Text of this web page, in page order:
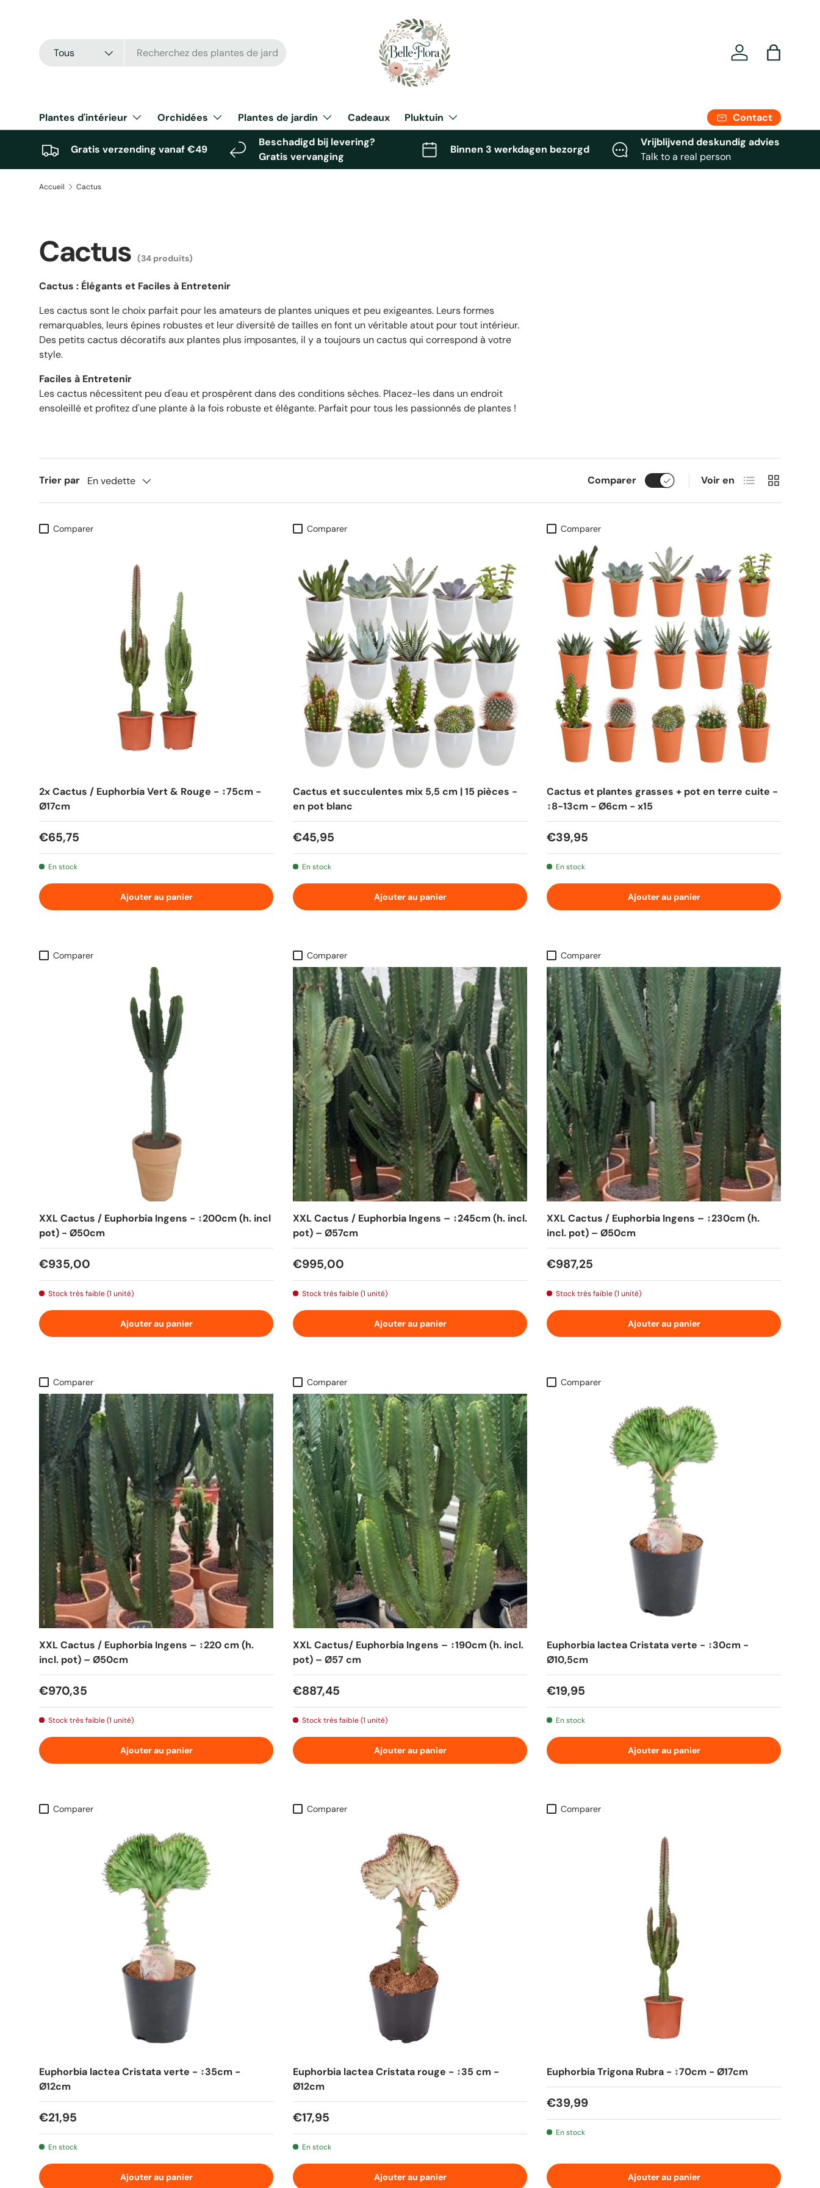
Recherche
Type de produit
Tous Se connecter
Panier
Plantes d'intérieur Orchidées Plantes de jardin Cadeaux Pluktuin Contact
Gratis verzending vanaf €49
Beschadigd bij levering?
Gratis vervanging
Binnen 3 werkdagen bezorgd
Vrijblijvend deskundig advies
Talk to a real person
Accueil Cactus
Cactus (34 produits)
Cactus : Élégants et Faciles à Entretenir
Les cactus sont le choix parfait pour les amateurs de plantes uniques et peu exigeantes. Leurs formes
remarquables, leurs épines robustes et leur diversité de tailles en font un véritable atout pour tout intérieur.
Des petits cactus décoratifs aux plantes plus imposantes, il y a toujours un cactus qui correspond à votre
style.
Faciles à Entretenir
Les cactus nécessitent peu d'eau et prospèrent dans des conditions sèches. Placez-les dans un endroit
ensoleillé et profitez d'une plante à la fois robuste et élégante. Parfait pour tous les passionnés de plantes !
Trier par En vedette Comparer Voir en Liste Grille
Comparer
2x Cactus / Euphorbia Vert & Rouge - ↕75cm -
Ø17cm
Prix habituel
€65,75
En stock
Ajouter au panier
Comparer
Cactus et succulentes mix 5,5 cm | 15 pièces -
en pot blanc
Prix habituel
€45,95
En stock
Ajouter au panier
Comparer
Cactus et plantes grasses + pot en terre cuite -
↕8-13cm - Ø6cm - x15
Prix habituel
€39,95
En stock
Ajouter au panier
Comparer
XXL Cactus / Euphorbia Ingens - ↕200cm (h. incl
pot) - Ø50cm
Prix habituel
€935,00
Stock très faible (1 unité)
Ajouter au panier
Comparer
XXL Cactus / Euphorbia Ingens – ↕245cm (h. incl.
pot) – Ø57cm
Prix habituel
€995,00
Stock très faible (1 unité)
Ajouter au panier
Comparer
XXL Cactus / Euphorbia Ingens – ↕230cm (h.
incl. pot) – Ø50cm
Prix habituel
€987,25
Stock très faible (1 unité)
Ajouter au panier
Comparer
XXL Cactus / Euphorbia Ingens – ↕220 cm (h.
incl. pot) – Ø50cm
Prix habituel
€970,35
Stock très faible (1 unité)
Ajouter au panier
Comparer
XXL Cactus/ Euphorbia Ingens – ↕190cm (h. incl.
pot) – Ø57 cm
Prix habituel
€887,45
Stock très faible (1 unité)
Ajouter au panier
Comparer
Euphorbia lactea Cristata verte - ↕30cm -
Ø10,5cm
Prix habituel
€19,95
En stock
Ajouter au panier
Comparer
Euphorbia lactea Cristata verte - ↕35cm -
Ø12cm
Prix habituel
€21,95
En stock
Ajouter au panier
Comparer
Euphorbia lactea Cristata rouge - ↕35 cm -
Ø12cm
Prix habituel
€17,95
En stock
Ajouter au panier
Comparer
Euphorbia Trigona Rubra - ↕70cm - Ø17cm
Prix habituel
€39,99
En stock
Ajouter au panier